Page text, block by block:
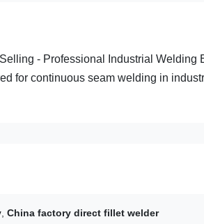
- Professional Industrial Welding
for continuous seam welding in
, China factory direct fillet welder